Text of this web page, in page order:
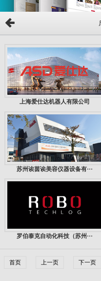
上海爱仕达机器人有限公司
苏州诶茵诶美容仪器设备有···
罗伯泰克自动化科技（苏州···
首页 上一页 下一页